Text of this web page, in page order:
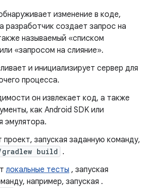
изменение в коде,
разработчик создает запрос на
называемый «списком
«запросом на слияние».
и инициализирует сервер для
процесса.
он извлекает код, а также
как Android SDK или
эмулятора.
запуская заданную команду,
build .
локальные тесты , запуская
например, запуская .